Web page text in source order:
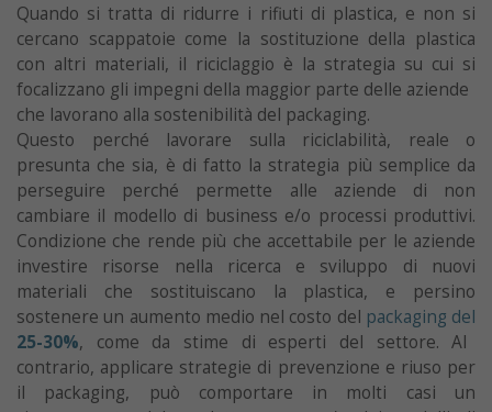
Quando si tratta di ridurre i rifiuti di plastica, e non si
cercano scappatoie come la sostituzione della plastica
con altri materiali, il riciclaggio è la strategia su cui si
focalizzano gli impegni della maggior parte delle aziende
che lavorano alla sostenibilità del packaging.
Questo perché lavorare sulla riciclabilità, reale o
presunta che sia, è di fatto la strategia più semplice da
perseguire perché permette alle aziende di non
cambiare il modello di business e/o processi produttivi.
Condizione che rende più che accettabile per le aziende
investire risorse nella ricerca e sviluppo di nuovi
materiali che sostituiscano la plastica, e persino
sostenere un aumento medio nel costo del packaging del
25-30%, come da stime di esperti del settore. Al
contrario, applicare strategie di prevenzione e riuso per
il packaging, può comportare in molti casi un